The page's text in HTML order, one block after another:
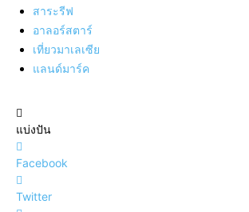
สาระรีฟ
อาลอร์สตาร์
เที่ยวมาเลเซีย
แลนด์มาร์ค
แบ่งปัน
Facebook
Twitter